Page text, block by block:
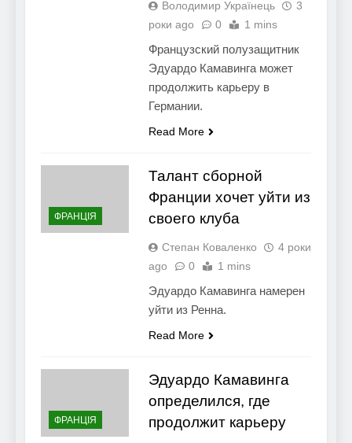
Володимир Українець
3
роки ago
0 1 mins
Французский полузащитник
Эдуардо Камавинга может
продолжить карьеру в
Германии.
Read More
ФРАНЦІЯ
Талант сборной
Франции хочет уйти из
своего клуба
Степан Коваленко
4 роки
ago
0 1 mins
Эдуардо Камавинга намерен
уйти из Ренна.
Read More
ФРАНЦІЯ
Эдуардо Камавинга
определился, где
продолжит карьеру